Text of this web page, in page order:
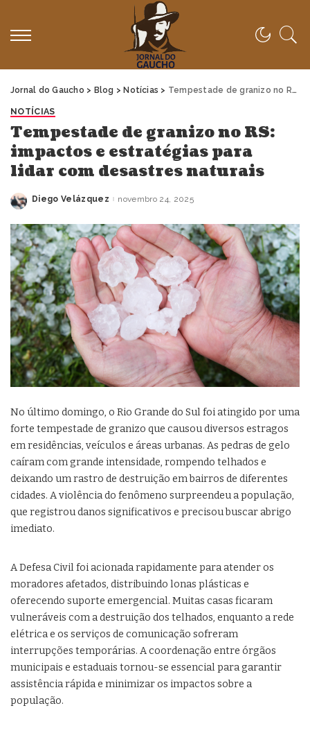
Jornal do Gaucho > Blog > Notícias > Tempestade de granizo no RS: impactos e estratégias para lidar com desastres naturais
NOTÍCIAS
Tempestade de granizo no RS:
impactos e estratégias para
lidar com desastres naturais
Posted
Diego Velázquez novembro 24, 2025
No último domingo, o Rio Grande do Sul foi atingido por uma
forte tempestade de granizo que causou diversos estragos
em residências, veículos e áreas urbanas. As pedras de gelo
caíram com grande intensidade, rompendo telhados e
deixando um rastro de destruição em bairros de diferentes
cidades. A violência do fenômeno surpreendeu a população,
que registrou danos significativos e precisou buscar abrigo
imediato.
A Defesa Civil foi acionada rapidamente para atender os
moradores afetados, distribuindo lonas plásticas e
oferecendo suporte emergencial. Muitas casas ficaram
vulneráveis com a destruição dos telhados, enquanto a rede
elétrica e os serviços de comunicação sofreram
interrupções temporárias. A coordenação entre órgãos
municipais e estaduais tornou-se essencial para garantir
assistência rápida e minimizar os impactos sobre a
população.